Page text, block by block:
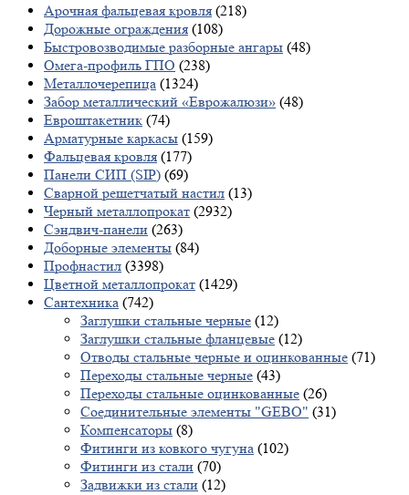
Арочная фальцевая кровля (218)
Дорожные ограждения (108)
Быстровозводимые разборные ангары (48)
Омега-профиль ГПО (238)
Металлочерепица (1324)
Забор металлический «Еврожалюзи» (48)
Евроштакетник (74)
Арматурные каркасы (159)
Фальцевая кровля (177)
Панели СИП (SIP) (69)
Сварной решетчатый настил (13)
Черный металлопрокат (2932)
Сэндвич-панели (263)
Доборные элементы (84)
Профнастил (3398)
Цветной металлопрокат (1429)
Сантехника (742)
Заглушки стальные черные (12)
Заглушки стальные фланцевые (12)
Отводы стальные черные и оцинкованные (71)
Переходы стальные черные (43)
Переходы стальные оцинкованные (26)
Соединительные элементы "GEBO" (31)
Компенсаторы (8)
Фитинги из ковкого чугуна (102)
Фитинги из стали (70)
Задвижки из стали (12)